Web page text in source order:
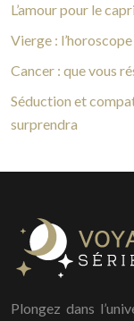
L’amour pour le
Vierge :
Cancer : que vous
Séduction et
surprendra
Plongez dans